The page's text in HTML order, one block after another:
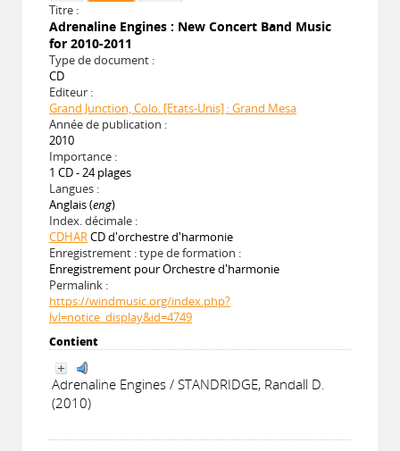
Titre :
Adrenaline Engines : New Concert Band Music
for 2010-2011
Type de document :
CD
Editeur :
Grand Junction, Colo. [Etats-Unis] : Grand Mesa
Année de publication :
2010
Importance :
1 CD - 24 plages
Langues :
Anglais (eng)
Index. décimale :
CDHARCD d'orchestre d'harmonie
Enregistrement : type de formation :
Enregistrement pour Orchestre d'harmonie
Permalink :
https://windmusic.org/index.php?
lvl=notice_display&id=4749
Contient
Adrenaline Engines / STANDRIDGE, Randall D.
(2010)